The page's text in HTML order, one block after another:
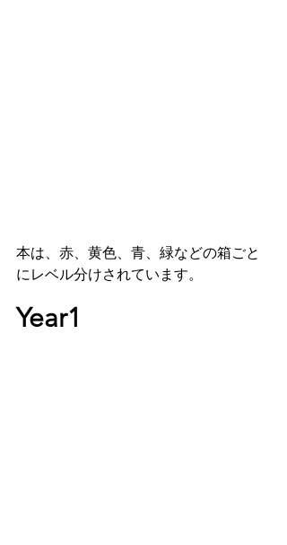
本は、赤、黄色、青、緑などの箱ごと
にレベル分けされています。
Year1